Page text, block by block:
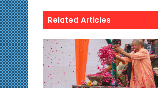
Related Articles